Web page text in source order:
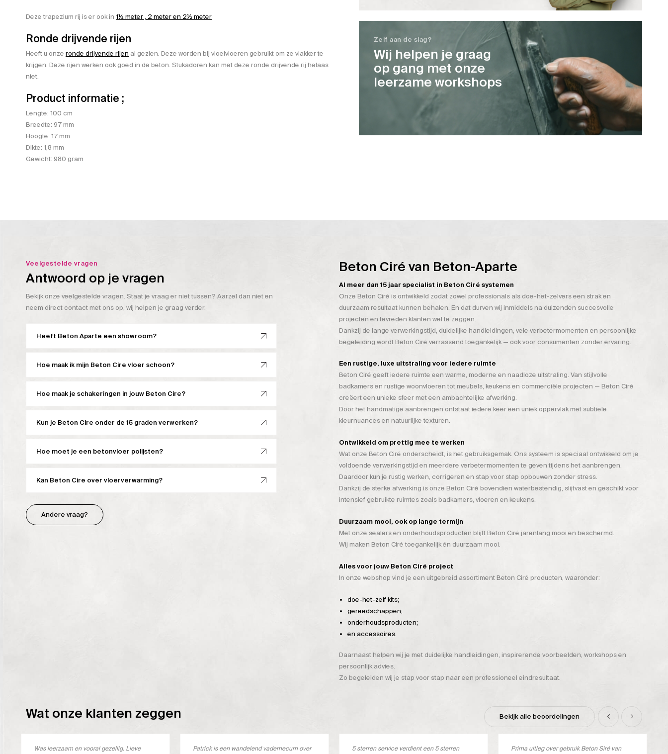
Deze trapezium rij is er ook in 1½ meter , 2 meter en 2½ meter
Ronde drijvende rijen
Heeft u onze ronde drijvende rijen al gezien. Deze worden bij vloeivloeren gebruikt om ze vlakker te
krijgen. Deze rijen werken ook goed in de beton. Stukadoren kan met deze ronde drijvende rij helaas
niet.
Product informatie ;
Lengte: 100 cm
Breedte: 97 mm
Hoogte: 17 mm
Dikte: 1,8 mm
Gewicht: 980 gram
Zelf aan de slag?
Wij helpen je graag
op gang met onze
leerzame workshops
Veelgestelde vragen
Antwoord op je vragen
Bekijk onze veelgestelde vragen. Staat je vraag er niet tussen? Aarzel dan niet en
neem direct contact met ons op, wij helpen je graag verder.
Heeft Beton Aparte een showroom?
Hoe maak ik mijn Beton Cire vloer schoon?
Hoe maak je schakeringen in jouw Beton Cire?
Kun je Beton Cire onder de 15 graden verwerken?
Hoe moet je een betonvloer polijsten?
Kan Beton Cire over vloerverwarming?
Andere vraag?
Beton Ciré van Beton-Aparte
Al meer dan 15 jaar specialist in Beton Ciré systemen
Onze Beton Ciré is ontwikkeld zodat zowel professionals als doe-het-zelvers een strak en
duurzaam resultaat kunnen behalen. En dat durven wij inmiddels na duizenden succesvolle
projecten en tevreden klanten wel te zeggen.
Dankzij de lange verwerkingstijd, duidelijke handleidingen, vele verbetermomenten en persoonlijke
begeleiding wordt Beton Ciré verrassend toegankelijk — ook voor consumenten zonder ervaring.
Een rustige, luxe uitstraling voor iedere ruimte
Beton Ciré geeft iedere ruimte een warme, moderne en naadloze uitstraling. Van stijlvolle
badkamers en rustige woonvloeren tot meubels, keukens en commerciële projecten — Beton Ciré
creëert een unieke sfeer met een ambachtelijke afwerking.
Door het handmatige aanbrengen ontstaat iedere keer een uniek oppervlak met subtiele
kleurnuances en natuurlijke texturen.
Ontwikkeld om prettig mee te werken
Wat onze Beton Ciré onderscheidt, is het gebruiksgemak. Ons systeem is speciaal ontwikkeld om je
voldoende verwerkingstijd en meerdere verbetermomenten te geven tijdens het aanbrengen.
Daardoor kun je rustig werken, corrigeren en stap voor stap opbouwen zonder stress.
Dankzij de sterke afwerking is onze Beton Ciré bovendien waterbestendig, slijtvast en geschikt voor
intensief gebruikte ruimtes zoals badkamers, vloeren en keukens.
Duurzaam mooi, ook op lange termijn
Met onze sealers en onderhoudsproducten blijft Beton Ciré jarenlang mooi en beschermd.
Wij maken Beton Ciré toegankelijk én duurzaam mooi.
Alles voor jouw Beton Ciré project
In onze webshop vind je een uitgebreid assortiment Beton Ciré producten, waaronder:
doe-het-zelf kits;
gereedschappen;
onderhoudsproducten;
en accessoires.
Daarnaast helpen wij je met duidelijke handleidingen, inspirerende voorbeelden, workshops en
persoonlijk advies.
Zo begeleiden wij je stap voor stap naar een professioneel eindresultaat.
Wat onze klanten zeggen Bekijk alle beoordelingen
Was leerzaam en vooral gezellig. Lieve
Patrick is een wandelend vademecum over
5 sterren service verdient een 5 sterren
Prima uitleg over gebruik Beton Siré van